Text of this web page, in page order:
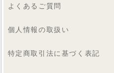
よくあるご質問
個人情報の取扱い
特定商取引法に基づく表記